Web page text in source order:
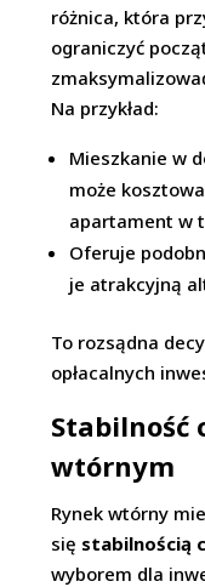
różnica, która
ograniczyć
Na przykład:
Mieszkanie w
może
apartament w
Oferuje
je atrakcyjną
To rozsądna
opłacalnych
Stabilność
wtórnym
Rynek wtórny
się stabilnością
wyborem dla